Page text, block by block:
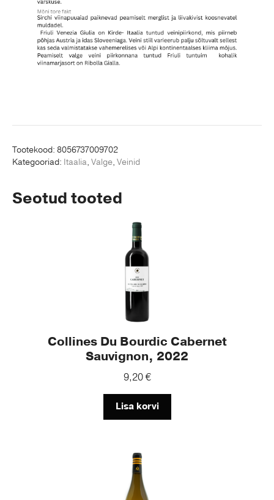
Tootekood: 8056737009702
Kategooriad: Itaalia, Valge, Veinid
Seotud tooted
Collines Du Bourdic Cabernet
Sauvignon, 2022
9,20€
Lisa korvi